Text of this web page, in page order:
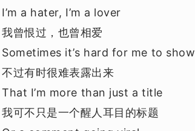
I’m a hater, I’m a lover
我曾恨过，也曾相爱
Sometimes it’s hard for me to show
不过有时很难表露出来
That I’m more than just a title
我可不只是一个醒人耳目的标题